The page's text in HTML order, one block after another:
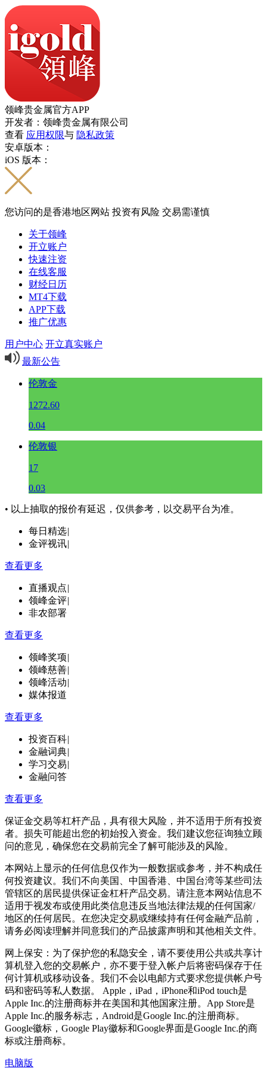
领峰贵金属官方APP
开发者：领峰贵金属有限公司
查看 应用权限与 隐私政策
安卓版本：
iOS 版本：
您访问的是香港地区网站 投资有风险 交易需谨慎
关于领峰
开立账户
快速注资
在线客服
财经日历
MT4下载
APP下载
推广优惠
用户中心 开立真实账户
最新公告
伦敦金
1272.60
0.04
伦敦银
17
0.03
• 以上抽取的报价有延迟，仅供参考，以交易平台为准。
每日精选|
金评视讯|
查看更多
直播观点|
领峰金评|
非农部署
查看更多
领峰奖项|
领峰慈善|
领峰活动|
媒体报道
查看更多
投资百科|
金融词典|
学习交易|
金融问答
查看更多
保证金交易等杠杆产品，具有很大风险，并不适用于所有投资
者。损失可能超出您的初始投入资金。我们建议您征询独立顾
问的意见，确保您在交易前完全了解可能涉及的风险。
本网站上显示的任何信息仅作为一般数据或参考，并不构成任
何投资建议。我们不向美国、中国香港、中国台湾等某些司法
管辖区的居民提供保证金杠杆产品交易。请注意本网站信息不
适用于视发布或使用此类信息违反当地法律法规的任何国家/
地区的任何居民。在您决定交易或继续持有任何金融产品前，
请务必阅读理解并同意我们的产品披露声明和其他相关文件。
网上保安：为了保护您的私隐安全，请不要使用公共或共享计
算机登入您的交易帐户，亦不要于登入帐户后将密码保存于任
何计算机或移动设备。我们不会以电邮方式要求您提供帐户号
码和密码等私人数据。 Apple，iPad，iPhone和iPod touch是
Apple Inc.的注册商标并在美国和其他国家注册。App Store是
Apple Inc.的服务标志，Android是Google Inc.的注册商标。
Google徽标，Google Play徽标和Google界面是Google Inc.的商
标或注册商标。
电脑版